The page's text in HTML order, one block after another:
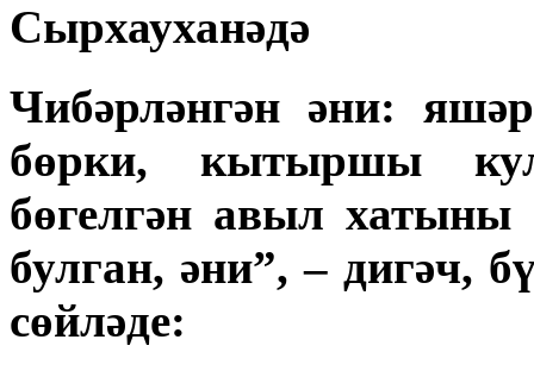
Сырхауханәдә
Чибәрләнгән әни:
бөрки, кытыршы
бөгелгән авыл хатыны
булган, әни”, – дигәч,
сөйләде: